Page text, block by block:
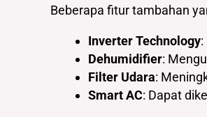
Beberapa fitur tambahan
Inverter Technology
Dehumidifier:
Filter Udara:
Smart AC: Dapat